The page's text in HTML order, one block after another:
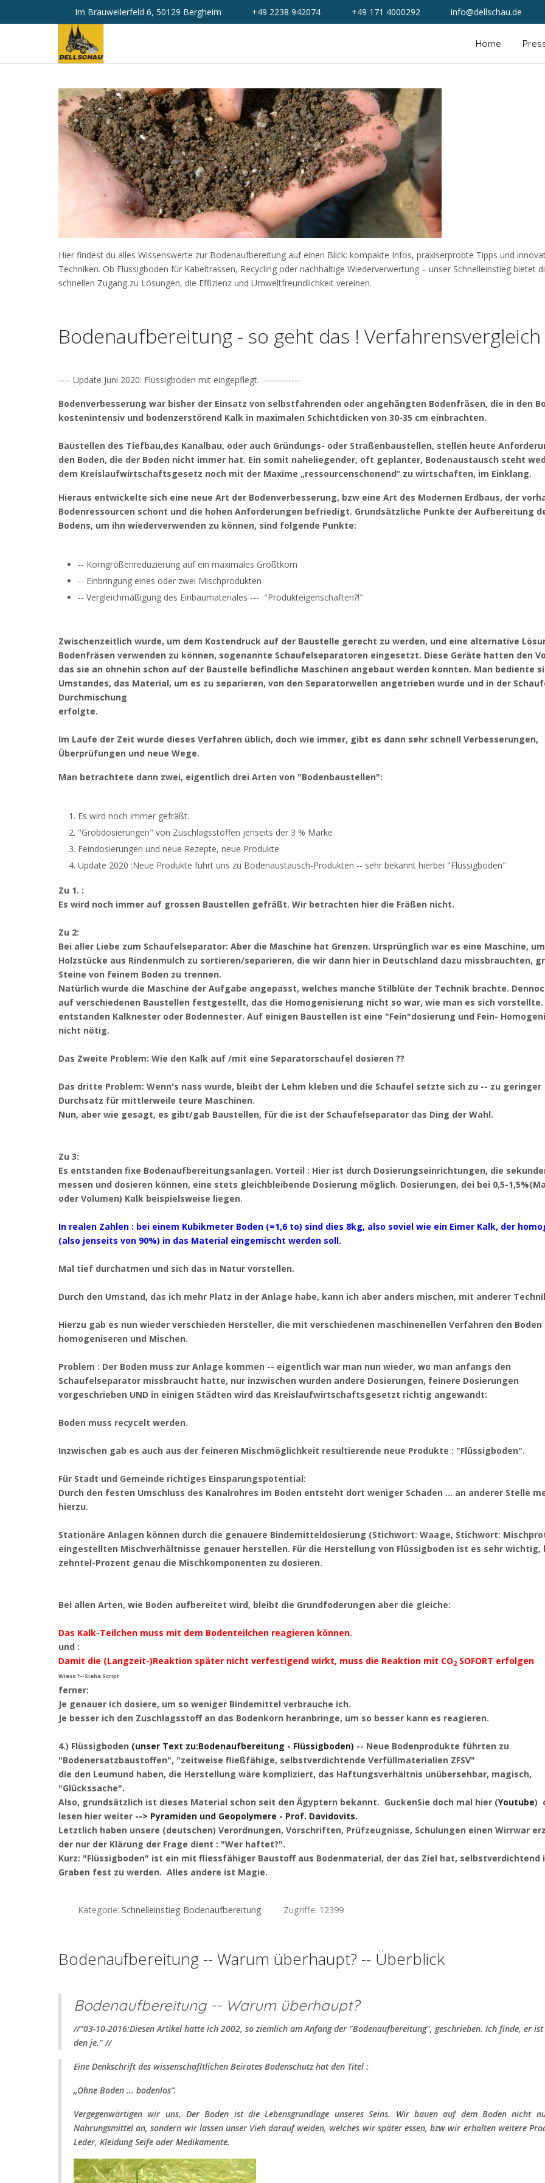
Im Brauweilerfeld 6, 50129 Bergheim +49 2238 942074 +49 171 4000292 info@dellschau.de
Home.
Hier findest du alles Wissenswerte zur Bodenaufbereitung auf einen Blick: kompakte Infos, praxiserprobte Tipps und
Techniken. Ob Flüssigboden für Kabeltrassen, Recycling oder nachhaltige Wiederverwertung – unser Schnelleinstieg bietet
schnellen Zugang zu Lösungen, die Effizienz und Umweltfreundlichkeit vereinen.
Bodenaufbereitung - so geht das ! Verfahrensvergleich
---- Update Juni 2020: Flüssigboden mit eingepflegt. ------------
Bodenverbesserung war bisher der Einsatz von selbstfahrenden oder angehängten Bodenfräsen, die in den
kostenintensiv und bodenzerstörend Kalk in maximalen Schichtdicken von 30-35 cm einbrachten.
Baustellen des Tiefbau,des Kanalbau, oder auch Gründungs- oder Straßenbaustellen, stellen heute
den Boden, die der Boden nicht immer hat. Ein somit naheliegender, oft geplanter, Bodenaustausch steht
dem Kreislaufwirtschaftsgesetz noch mit der Maxime „ressourcenschonend“ zu wirtschaften, im Einklang.
Hieraus entwickelte sich eine neue Art der Bodenverbesserung, bzw eine Art des Modernen Erdbaus, der
Bodenressourcen schont und die hohen Anforderungen befriedigt. Grundsätzliche Punkte der Aufbereitung
Bodens, um ihn wiederverwenden zu können, sind folgende Punkte:
-- Korngrößenreduzierung auf ein maximales Größtkorn
-- Einbringung eines oder zwei Mischprodukten
-- Vergleichmäßigung des Einbaumateriales --- "Produkteigenschaften?!"
Zwischenzeitlich wurde, um dem Kostendruck auf der Baustelle gerecht zu werden, und eine alternative
Bodenfräsen verwenden zu können, sogenannte Schaufelseparatoren eingesetzt. Diese Geräte hatten den
das sie an ohnehin schon auf der Baustelle befindliche Maschinen angebaut werden konnten. Man bediente
Umstandes, das Material, um es zu separieren, von den Separatorwellen angetrieben wurde und in der
Durchmischung
erfolgte.
Im Laufe der Zeit wurde dieses Verfahren üblich, doch wie immer, gibt es dann sehr schnell Verbesserungen,
Überprüfungen und neue Wege.
Man betrachtete dann zwei, eigentlich drei Arten von "Bodenbaustellen":
Es wird noch immer gefräßt.
"Grobdosierungen" von Zuschlagsstoffen jenseits der 3 % Marke
Feindosierungen und neue Rezepte, neue Produkte
Update 2020 :Neue Produkte führt uns zu Bodenaustausch-Produkten -- sehr bekannt hierbei "Flüssigboden"
Zu 1. :
Es wird noch immer auf grossen Baustellen gefräßt. Wir betrachten hier die Fräßen nicht.
Zu 2:
Bei aller Liebe zum Schaufelseparator: Aber die Maschine hat Grenzen. Ursprünglich war es eine Maschine, um
Holzstücke aus Rindenmulch zu sortieren/separieren, die wir dann hier in Deutschland dazu missbrauchten,
Steine von feinem Boden zu trennen.
Natürlich wurde die Maschine der Aufgabe angepasst, welches manche Stilblüte der Technik brachte.
auf verschiedenen Baustellen festgestellt, das die Homogenisierung nicht so war, wie man es sich vorstellte.
entstanden Kalknester oder Bodennester. Auf einigen Baustellen ist eine "Fein"dosierung und Fein-
nicht nötig.
Das Zweite Problem: Wie den Kalk auf /mit eine Separatorschaufel dosieren ??
Das dritte Problem: Wenn's nass wurde, bleibt der Lehm kleben und die Schaufel setzte sich zu -- zu geringer
Durchsatz für mittlerweile teure Maschinen.
Nun, aber wie gesagt, es gibt/gab Baustellen, für die ist der Schaufelseparator das Ding der Wahl.
Zu 3:
Es entstanden fixe Bodenaufbereitungsanlagen. Vorteil : Hier ist durch Dosierungseinrichtungen, die
messen und dosieren können, eine stets gleichbleibende Dosierung möglich. Dosierungen, dei bei 0,5-
oder Volumen) Kalk beispielsweise liegen.
In realen Zahlen : bei einem Kubikmeter Boden (=1,6 to) sind dies 8kg, also soviel wie ein Eimer Kalk, der
(also jenseits von 90%) in das Material eingemischt werden soll.
Mal tief durchatmen und sich das in Natur vorstellen.
Durch den Umstand, das ich mehr Platz in der Anlage habe, kann ich aber anders mischen, mit anderer
Hierzu gab es nun wieder verschieden Hersteller, die mit verschiedenen maschinenellen Verfahren den Boden
homogeniseren und Mischen.
Problem : Der Boden muss zur Anlage kommen -- eigentlich war man nun wieder, wo man anfangs den
Schaufelseparator missbraucht hatte, nur inzwischen wurden andere Dosierungen, feinere Dosierungen
vorgeschrieben UND in einigen Städten wird das Kreislaufwirtschaftsgesetzt richtig angewandt:
Boden muss recycelt werden.
Inzwischen gab es auch aus der feineren Mischmöglichkeit resultierende neue Produkte : "Flüssigboden".
Für Stadt und Gemeinde richtiges Einsparungspotential:
Durch den festen Umschluss des Kanalrohres im Boden entsteht dort weniger Schaden ... an anderer Stelle
hierzu.
Stationäre Anlagen können durch die genauere Bindemitteldosierung (Stichwort: Waage, Stichwort:
eingestellten Mischverhältnisse genauer herstellen. Für die Herstellung von Flüssigboden ist es sehr wichtig,
zehntel-Prozent genau die Mischkomponenten zu dosieren.
Bei allen Arten, wie Boden aufbereitet wird, bleibt die Grundfoderungen aber die gleiche:
Das Kalk-Teilchen muss mit dem Bodenteilchen reagieren können.
und :
Damit die (Langzeit-)Reaktion später nicht verfestigend wirkt, muss die Reaktion mit CO2 SOFORT erfolgen
Wieso ?--Siehe Script
ferner:
Je genauer ich dosiere, um so weniger Bindemittel verbrauche ich.
Je besser ich den Zuschlagsstoff an das Bodenkorn heranbringe, um so besser kann es reagieren.
4.) Flüssigboden (unser Text zu:Bodenaufbereitung - Flüssigboden) -- Neue Bodenprodukte führten zu
"Bodenersatzbaustoffen", "zeitweise fließfähige, selbstverdichtende Verfüllmaterialien ZFSV"
die den Leumund haben, die Herstellung wäre kompliziert, das Haftungsverhältnis unübersehbar, magisch,
"Glückssache".
Also, grundsätzlich ist dieses Material schon seit den Ägyptern bekannt. GuckenSie doch mal hier (Youtube)
lesen hier weiter --> Pyramiden und Geopolymere - Prof. Davidovits.
Letztlich haben unsere (deutschen) Verordnungen, Vorschriften, Prüfzeugnisse, Schulungen einen Wirrwar
der nur der Klärung der Frage dient : "Wer haftet?".
Kurz: "Flüssigboden" ist ein mit fliessfähiger Baustoff aus Bodenmaterial, der das Ziel hat, selbstverdichtend
Graben fest zu werden. Alles andere ist Magie.
Kategorie: Schnelleinstieg Bodenaufbereitung Zugriffe: 12399
Bodenaufbereitung -- Warum überhaupt? -- Überblick
Bodenaufbereitung -- Warum überhaupt?
//"03-10-2016:Diesen Artikel hatte ich 2002, so ziemlich am Anfang der "Bodenaufbereitung", geschrieben. Ich finde, er
den je." //
Eine Denkschrift des wissenschafltlichen Beirates Bodenschutz hat den Titel :
„Ohne Boden ... bodenlos“.
Vergegenwärtigen wir uns, Der Boden ist die Lebensgrundlage unseres Seins. Wir bauen auf dem Boden nicht
Nahrungsmittel an, sondern wir lassen unser Vieh darauf weiden, welches wir später essen, bzw wir erhalten weitere
Leder, Kleidung Seife oder Medikamente.